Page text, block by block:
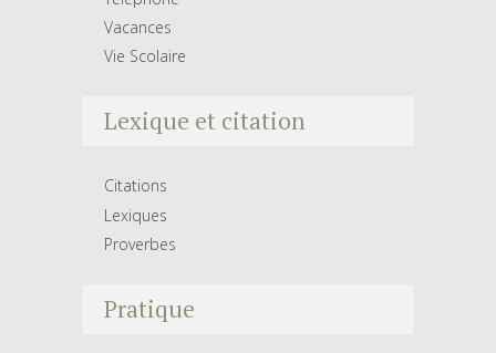
Vacances
Vie Scolaire
Lexique et citation
Citations
Lexiques
Proverbes
Pratique